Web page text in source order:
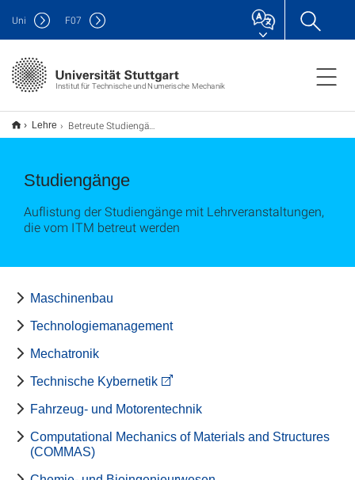
Institut für Technische und Numerische Mechanik
Uni F07
Lehre Betreute Studiengänge
Studiengänge
Auflistung der Studiengänge mit Lehrveranstaltungen,
die vom ITM betreut werden
Maschinenbau
Technologiemanagement
Mechatronik
Technische Kybernetik
Fahrzeug- und Motorentechnik
Computational Mechanics of Materials and Structures
(COMMAS)